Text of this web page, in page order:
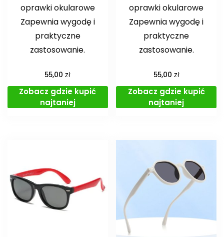
oprawki okularowe
Zapewnia wygodę i
praktyczne
zastosowanie.
55,00zł
Zobacz gdzie kupić
najtaniej
oprawki okularowe
Zapewnia wygodę i
praktyczne
zastosowanie.
55,00 zł
Zobacz gdzie kupić
najtaniej